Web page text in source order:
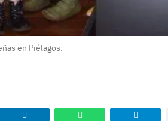
en Piélagos.